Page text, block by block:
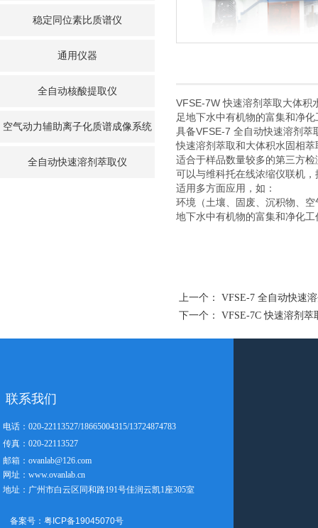
稳定同位素比质谱仪
通用仪器
全自动核酸提取仪
空气动力辅助离子化质谱成像系统
全自动快速溶剂萃取仪
上一个： VFSE-7 全自动快速
下一个： VFSE-7C 快速溶剂
VFSE-7W 快速溶剂萃取大体积
足地下水中有机物的富集和净
具备VFSE-7 全自动快速溶剂萃
快速溶剂萃取和大体积水固相
适合于样品数量较多的第三方
可以与维科托在线浓缩仪联机
适用多方面应用，如：
环境（土壤、固废、沉积物、
地下水中有机物的富集和净化工
电话：020-22113527/18665004315/13724874783
传真：020-22113527
邮箱：ovanlab@126.com
网址：www.ovanlab.cn
地址：广州市白云区同和路191号佳润云凯1座305室
联系我们
备案号：粤ICP备19045070号